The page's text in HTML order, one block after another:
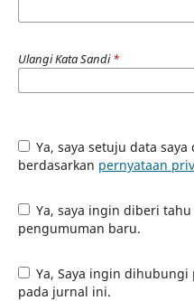
Ulangi Kata Sandi*
Ya, saya setuju data saya diambil dan disimpan
berdasarkan pernyataan
Ya, saya ingin diberi tahu bila ada terbitan dan
pengumuman baru.
Ya, Saya ingin dihubungi permintaan mereview naskah
pada jurnal ini.